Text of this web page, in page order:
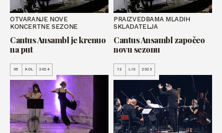
OTVARANJE NOVE
KONCERTNE SEZONE
Cantus Ansambl je krenuo
na put
PRAIZVEDBAMA MLADIH
SKLADATELJA
Cantus Ansambl započeo
novu sezonu
05 KOL 2024 12 LIS 2023